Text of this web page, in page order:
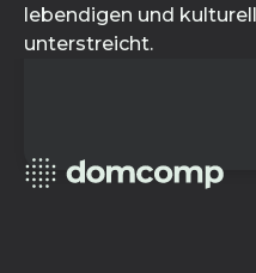
lebendigen und
unterstreicht.